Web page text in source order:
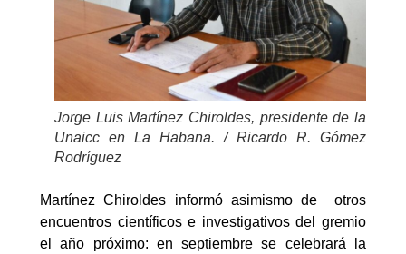
Jorge Luis Martínez Chiroldes, presidente de la
Unaicc en La Habana. / Ricardo R. Gómez
Rodríguez
Martínez Chiroldes informó asimismo de otros
encuentros científicos e investigativos del gremio
el año próximo: en septiembre se celebrará la